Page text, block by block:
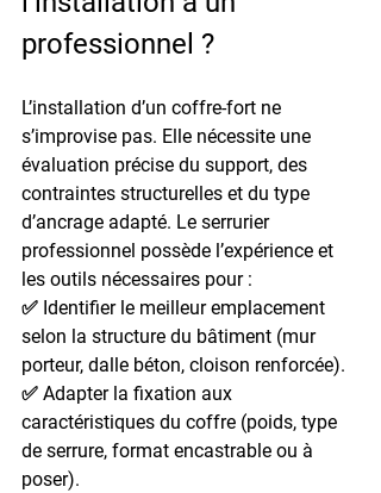
professionnel ?
L’installation d’un coffre-fort ne
s’improvise pas. Elle nécessite une
évaluation précise du support, des
contraintes structurelles et du type
d’ancrage adapté. Le serrurier
professionnel possède l’expérience et
les outils nécessaires pour :
✅ Identifier le meilleur emplacement
selon la structure du bâtiment (mur
porteur, dalle béton, cloison renforcée).
✅ Adapter la fixation aux
caractéristiques du coffre (poids, type
de serrure, format encastrable ou à
poser).